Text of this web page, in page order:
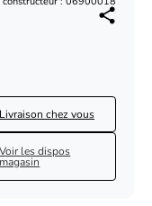
Livraison chez vous
Voir les dispos
magasin